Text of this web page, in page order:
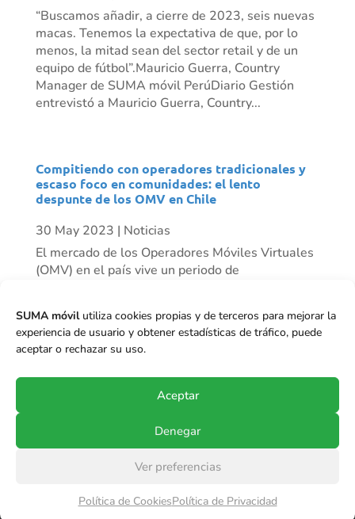
SUMA móvilutiliza cookies propias y de terceros para mejorar la
experiencia de usuario y obtener estadísticas de tráfico, puede
aceptar o rechazar su uso.
Aceptar
Denegar
Ver preferencias
Política de CookiesPolítica de Privacidad
“Buscamos añadir, a cierre de 2023, seis nuevas
macas. Tenemos la expectativa de que, por lo
menos, la mitad sean del sector retail y de un
equipo de fútbol”.Mauricio Guerra, Country
Manager de SUMA móvil PerúDiario Gestión
entrevistó a Mauricio Guerra, Country...
Compitiendo con operadores tradicionales y
escaso foco en comunidades: el lento
despunte de los OMV en Chile
30 May 2023 | Noticias
El mercado de los Operadores Móviles Virtuales
(OMV) en el país vive un periodo de
Mundo Móvil que ha tenido un crecimiento
importante de clientes en el último tiempo, y se
proyecta...
Todos los derechos reservados.